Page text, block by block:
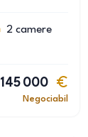
2 camere
145 000
Negociabil